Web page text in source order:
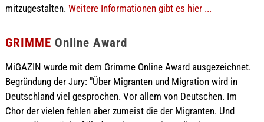
mitzugestalten. Weitere Informationen gibt es hier ...
GRIMME Online Award
MiGAZIN wurde mit dem Grimme Online Award ausgezeichnet.
Begründung der Jury: "Über Migranten und Migration wird in
Deutschland viel gesprochen. Vor allem von Deutschen. Im
Chor der vielen fehlen aber zumeist die der Migranten. Und